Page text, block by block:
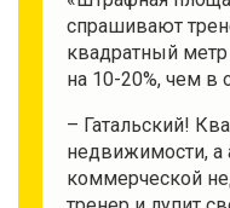
спрашивают
квадратный
на 10-20%, чем в
– Гатальский!
недвижимости, а
коммерческой